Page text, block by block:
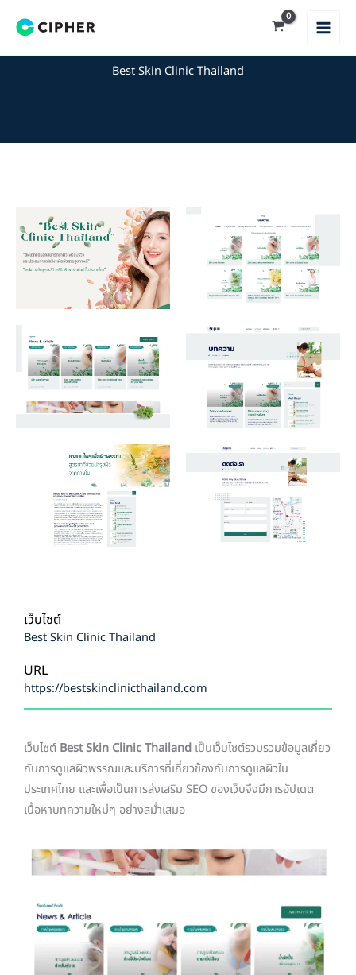
Best Skin Clinic Thailand
เว็บไซต์
Best Skin Clinic Thailand
URL
https://bestskinclinicthailand.com
เว็บไซต์ Best Skin Clinic Thailand เป็นเว็บไซต์รวมรวมข้อมูลเกี่ยว
กับการดูแลผิวพรรณและบริการที่เกี่ยวข้องกับการดูแลผิวใน
ประเทศไทย และเพื่อเป็นการส่งเสริม SEO ของเว็บจึงมีการอัปเดต
เนื้อหาบทความใหม่ๆ อย่างสม่ำเสมอ